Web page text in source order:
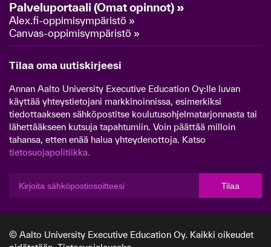
Palveluportaali (Omat opinnot) »
Alex.fi-oppimisympäristö »
Canvas-oppimisympäristö »
Tilaa oma uutiskirjeesi
Annan Aalto University Executive Education Oy:lle luvan
käyttää yhteystietojani markkinoinnissa, esimerkiksi
tiedottaakseen sähköpostitse koulutusohjelmatarjonnasta tai
lähettääkseen kutsuja tapahtumiin. Voin päättää milloin
tahansa, etten enää halua yhteydenottoja. Katso
tietosuojapolitiikka.
Tilaa
© Aalto University Executive Education Oy. Kaikki oikeudet